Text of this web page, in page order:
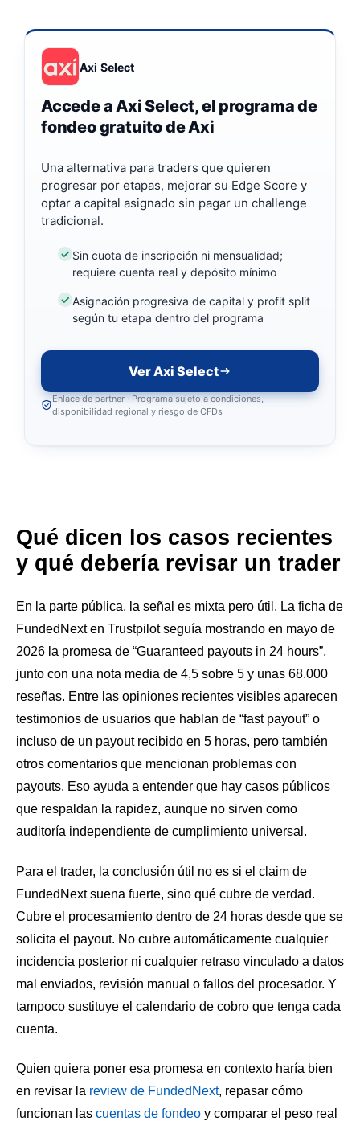
Axi Select
Accede a Axi Select, el programa de
fondeo gratuito de Axi
Una alternativa para traders que quieren
progresar por etapas, mejorar su Edge Score y
optar a capital asignado sin pagar un challenge
tradicional.
Sin cuota de inscripción ni mensualidad;
requiere cuenta real y depósito mínimo
Asignación progresiva de capital y profit split
según tu etapa dentro del programa
Ver Axi Select
Enlace de partner · Programa sujeto a condiciones,
disponibilidad regional y riesgo de CFDs
Qué dicen los casos recientes
y qué debería revisar un trader
En la parte pública, la señal es mixta pero útil. La ficha de
FundedNext en Trustpilot seguía mostrando en mayo de
2026 la promesa de “Guaranteed payouts in 24 hours”,
junto con una nota media de 4,5 sobre 5 y unas 68.000
reseñas. Entre las opiniones recientes visibles aparecen
testimonios de usuarios que hablan de “fast payout” o
incluso de un payout recibido en 5 horas, pero también
otros comentarios que mencionan problemas con
payouts. Eso ayuda a entender que hay casos públicos
que respaldan la rapidez, aunque no sirven como
auditoría independiente de cumplimiento universal.
Para el trader, la conclusión útil no es si el claim de
FundedNext suena fuerte, sino qué cubre de verdad.
Cubre el procesamiento dentro de 24 horas desde que se
solicita el payout. No cubre automáticamente cualquier
incidencia posterior ni cualquier retraso vinculado a datos
mal enviados, revisión manual o fallos del procesador. Y
tampoco sustituye el calendario de cobro que tenga cada
cuenta.
Quien quiera poner esa promesa en contexto haría bien
en revisar la review de FundedNext, repasar cómo
funcionan las cuentas de fondeo y comparar el peso real